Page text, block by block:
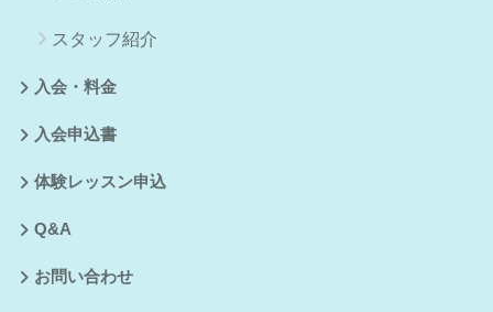
スタッフ紹介
入会・料金
入会申込書
体験レッスン申込
Q&A
お問い合わせ